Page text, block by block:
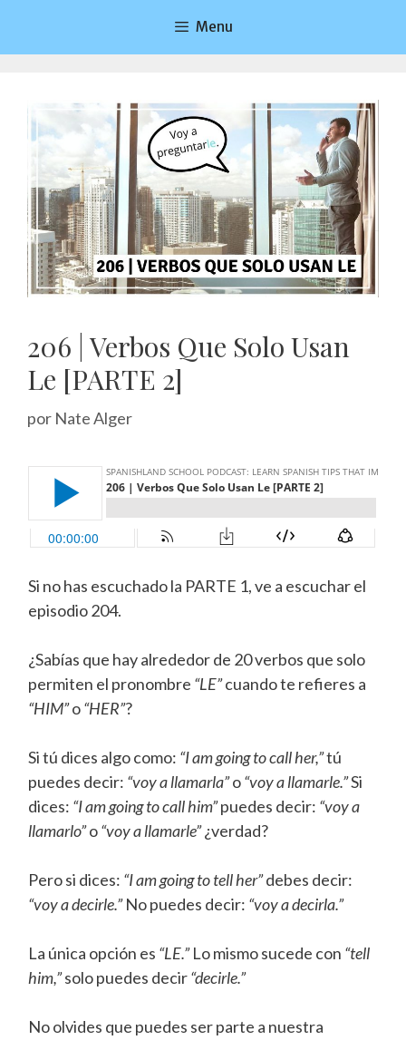
contenido
Menu
206 | Verbos Que Solo Usan
Le [PARTE 2]
por Nate Alger
Si no has escuchado la PARTE 1, ve a escuchar el
episodio 204.
¿Sabías que hay alrededor de 20 verbos que solo
permiten el pronombre “LE”cuando te refieres a
“HIM”o“HER”?
Si tú dices algo como: “I am going to call her,”tú
puedes decir: “voy a llamarla”o“voy a llamarle.”Si
dices: “I am going to call him”puedes decir: “voy a
llamarlo”o“voy a llamarle”¿verdad?
Pero si dices: “I am going to tell her”debes decir:
“voy a decirle.”No puedes decir: “voy a decirla.”
La única opción es “LE.”Lo mismo sucede con “tell
him,”solo puedes decir“decirle.”
No olvides que puedes ser parte a nuestra